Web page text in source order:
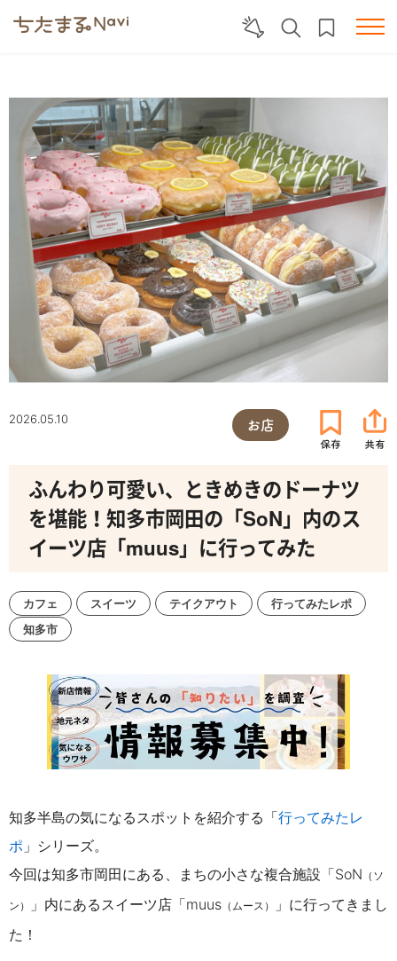
2026.05.10 お店
ふんわり可愛い、ときめきのドーナツ
を堪能！知多市岡田の「SoN」内のス
イーツ店「muus」に行ってみた
カフェ スイーツ テイクアウト
行ってみたレポ
知多市
知多半島の気になるスポットを紹介する「行ってみたレ
ポ 」シリーズ。
今回は知多市岡田にある、まちの小さな複合施設「SoN （ソ
ン） 」内にあるスイーツ店「muus （ムース）
」に行ってきまし
た！